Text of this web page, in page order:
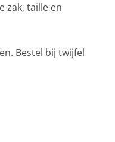
zak, taille en
Bestel bij twijfel